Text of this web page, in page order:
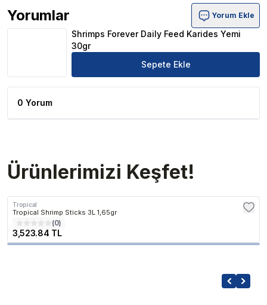
Yorumlar
Shrimps Forever Daily Feed Karides Yemi 30gr Ürün
Yorum Ekle
Shrimps Forever Daily Feed Karides Yemi
30gr
Sepete Ekle
0 Yorum
Ürünlerimizi Keşfet!
Tropical
Tropical Shrimp Sticks 3L 1,65gr
(0)
3,523.84 TL